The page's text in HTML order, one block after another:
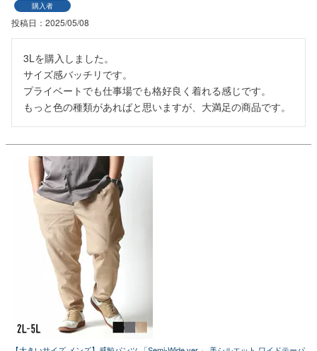
購入者
投稿日 2025/05/08
3Lを購入しました。
サイズ感バッチリです。
プライベートでも仕事場でも格好良く着れる感じです。
もっと色の種類があればと思いますが、大満足の商品です。